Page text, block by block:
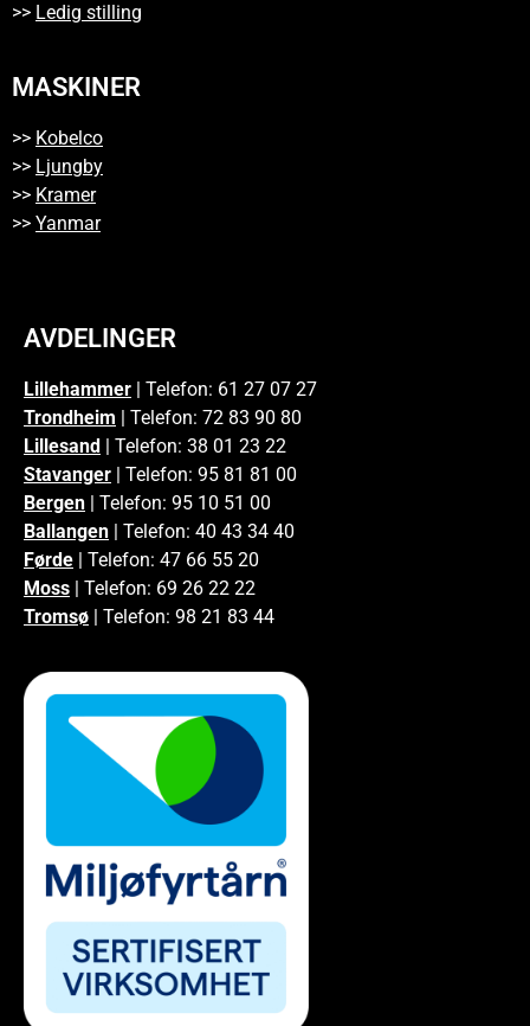
>> Ledig stilling
MASKINER
>> Kobelco
>> Ljungby
>> Kramer
>> Yanmar
AVDELINGER
Lillehammer | Telefon: 61 27 07 27
Trondheim | Telefon: 72 83 90 80
Lillesand | Telefon: 38 01 23 22
Stavanger | Telefon: 95 81 81 00
Bergen | Telefon: 95 10 51 00
Ballangen | Telefon: 40 43 34 40
Førde | Telefon: 47 66 55 20
Moss | Telefon: 69 26 22 22
Tromsø | Telefon: 98 21 83 44